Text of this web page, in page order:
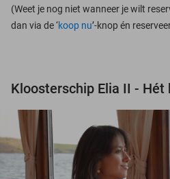
(Weet je nog niet wanneer je wilt
dan via de ‘koop nu’-knop én
Kloosterschip Elia II -